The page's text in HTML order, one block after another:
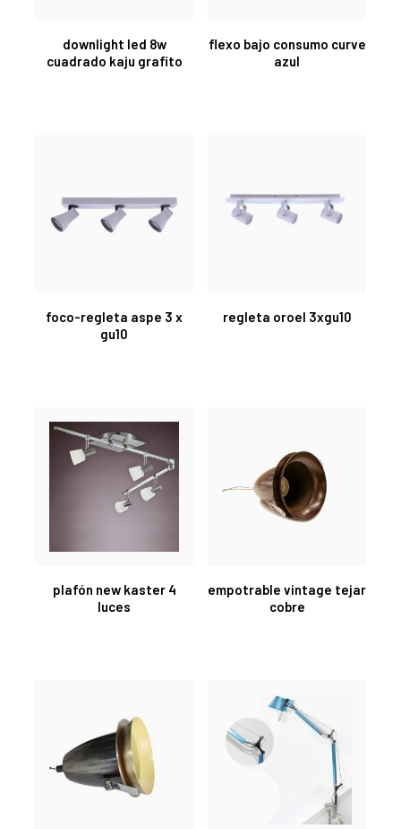
downlight led 8w
cuadrado kaju grafito
flexo bajo consumo curve
azul
foco-regleta aspe 3 x
gu10
regleta oroel 3xgu10
plafón new kaster 4
luces
empotrable vintage tejar
cobre